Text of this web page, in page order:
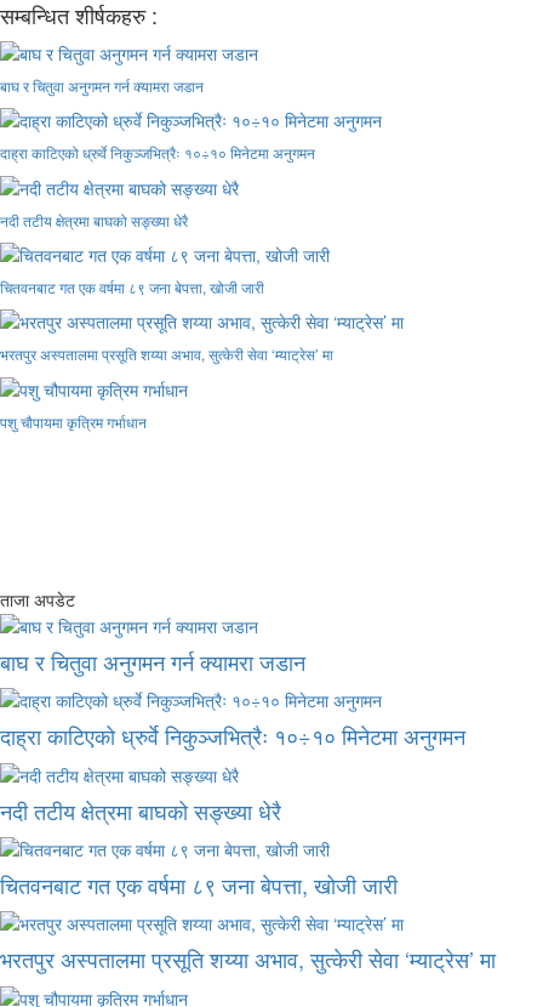
सम्बन्धित शीर्षकहरु :
बाघ र चितुवा अनुगमन गर्न क्यामरा जडान
दाह्रा काटिएको ध्रुर्वे निकुञ्जभित्रैः १०÷१० मिनेटमा अनुगमन
नदी तटीय क्षेत्रमा बाघको सङ्ख्या धेरै
चितवनबाट गत एक वर्षमा ८९ जना बेपत्ता, खोजी जारी
भरतपुर अस्पतालमा प्रसूति शय्या अभाव, सुत्केरी सेवा ‘म्याट्रेस’ मा
पशु चौपायमा कृत्रिम गर्भाधान
ताजा अपडेट
बाघ र चितुवा अनुगमन गर्न क्यामरा जडान
दाह्रा काटिएको ध्रुर्वे निकुञ्जभित्रैः १०÷१० मिनेटमा अनुगमन
नदी तटीय क्षेत्रमा बाघको सङ्ख्या धेरै
चितवनबाट गत एक वर्षमा ८९ जना बेपत्ता, खोजी जारी
भरतपुर अस्पतालमा प्रसूति शय्या अभाव, सुत्केरी सेवा ‘म्याट्रेस’ मा